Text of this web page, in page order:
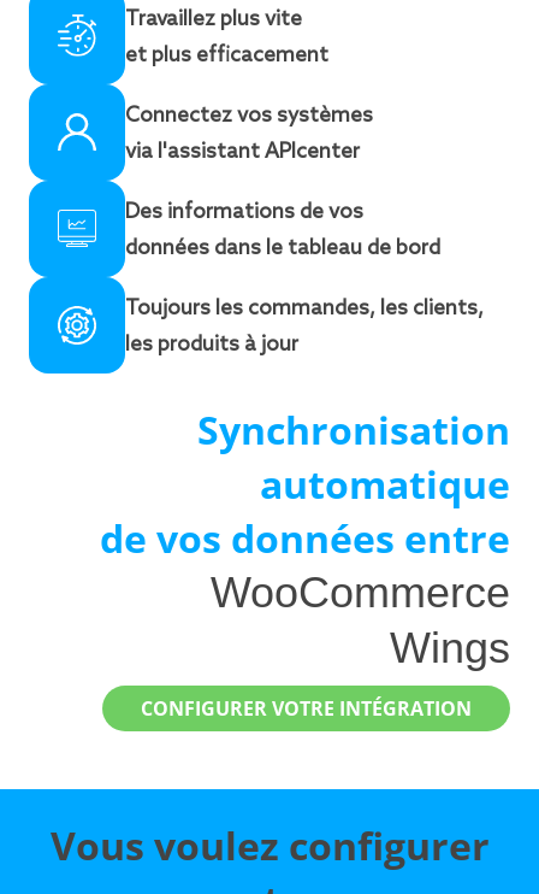
Travaillez plus vite
et plus efficacement
Connectez vos systèmes
via l'assistant APIcenter
Des informations de vos
données dans le tableau de bord
Toujours les commandes, les clients,
les produits à jour
Synchronisation
automatique
de vos données entre
WooCommerce
Wings
CONFIGURER VOTRE INTÉGRATION
Vous voulez configurer